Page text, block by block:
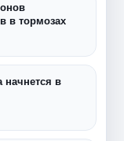
в тормозах
начнется в